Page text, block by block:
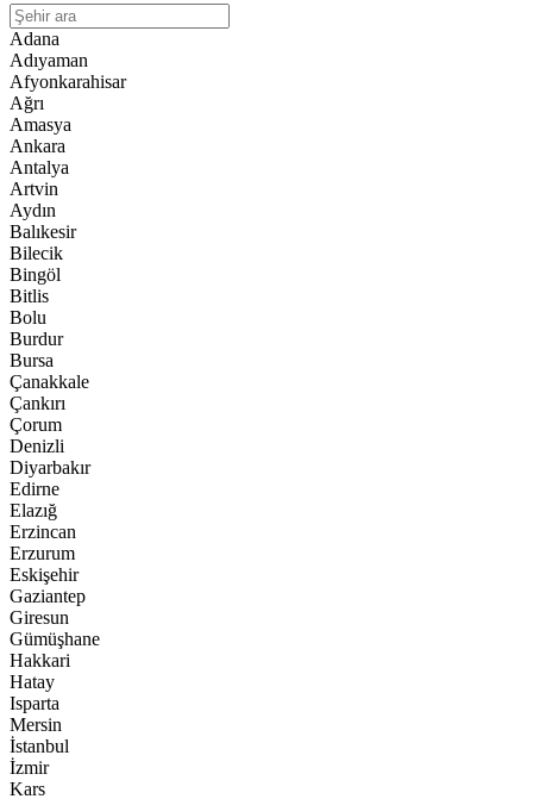
Adana
Adıyaman
Afyonkarahisar
Ağrı
Amasya
Ankara
Antalya
Artvin
Aydın
Balıkesir
Bilecik
Bingöl
Bitlis
Bolu
Burdur
Bursa
Çanakkale
Çankırı
Çorum
Denizli
Diyarbakır
Edirne
Elazığ
Erzincan
Erzurum
Eskişehir
Gaziantep
Giresun
Gümüşhane
Hakkari
Hatay
Isparta
Mersin
İstanbul
İzmir
Kars